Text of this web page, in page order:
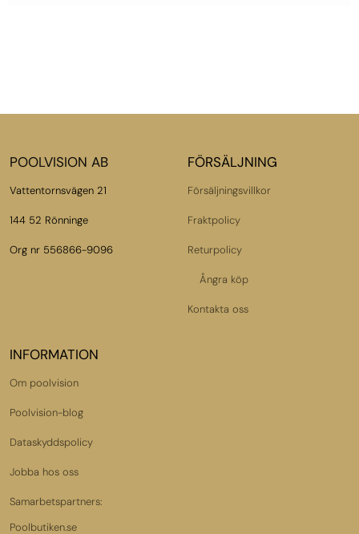
POOLVISION AB
Vattentornsvägen 21
144 52 Rönninge
Org nr 556866-9096
FÖRSÄLJNING
Försäljningsvillkor
Fraktpolicy
Returpolicy
Ångra köp
Kontakta oss
INFORMATION
Om poolvision
Poolvision-blog
Dataskyddspolicy
Jobba hos oss
Samarbetspartners:
Poolbutiken.se